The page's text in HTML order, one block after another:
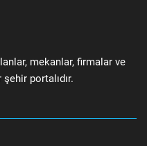
mekanlar, firmalar ve
portalıdır.